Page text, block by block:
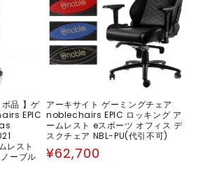
ボ品 】ゲ
EPIC
レスト
ーブル
アーキサイト ゲーミングチェア
noblechairs EPIC ロッキング ア
ームレスト eスポーツ オフィス デ
スクチェア NBL-PU(代引不可)
通
¥62,700